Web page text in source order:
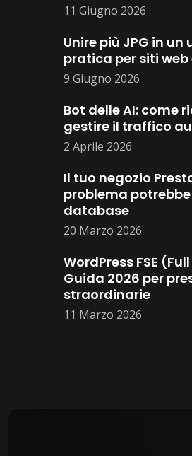
11 Giugno 2026
Unire più JPG in
pratica per siti web
9 Giugno 2026
Bot delle AI: come
gestire il traffico
2 Aprile 2026
Il tuo negozio
problema potrebbe
database
20 Marzo 2026
WordPress FSE
Guida 2026 per
straordinarie
11 Marzo 2026